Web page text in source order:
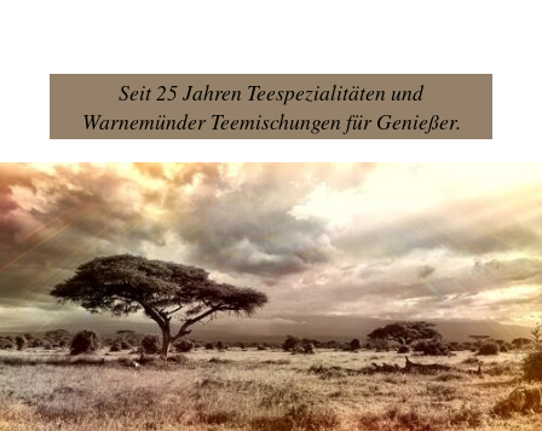
Seit 25 Jahren Teespezialitäten und
Warnemünder Teemischungen für Genießer.